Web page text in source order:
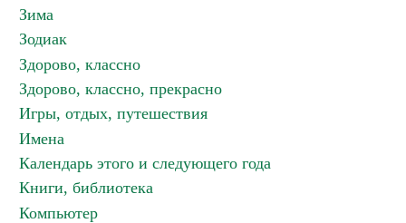
Зима
Зодиак
Здорово, классно
Здорово, классно, прекрасно
Игры, отдых, путешествия
Имена
Календарь этого и следующего года
Книги, библиотека
Компьютер